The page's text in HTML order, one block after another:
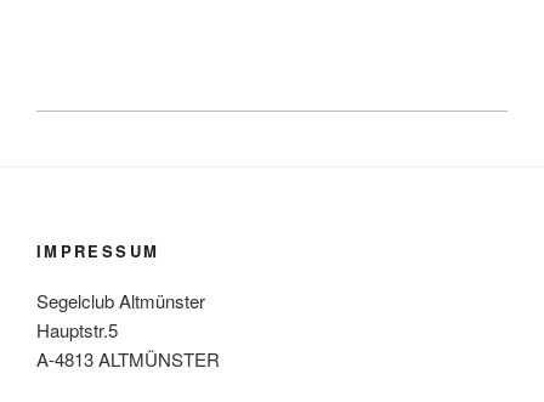
IMPRESSUM
Segelclub Altmünster
Hauptstr.5
A-4813 ALTMÜNSTER